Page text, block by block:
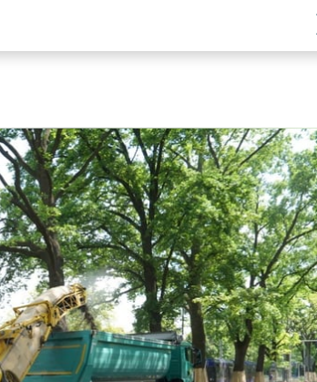
inwestycje 2019-2032